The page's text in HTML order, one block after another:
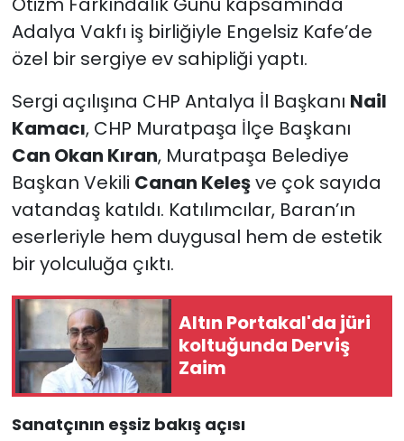
Adalya Vakfı iş birliğiyle Engelsiz Kafe’de
özel bir sergiye ev sahipliği yaptı.
Sergi açılışına CHP Antalya İl Başkanı Nail
Kamacı, CHP Muratpaşa İlçe Başkanı
Can Okan Kıran, Muratpaşa Belediye
Başkan Vekili Canan Keleşve çok sayıda
vatandaş katıldı. Katılımcılar, Baran’ın
eserleriyle hem duygusal hem de estetik
bir yolculuğa çıktı.
Altın Portakal'da jüri
koltuğunda Derviş
Zaim
Sanatçının eşsiz bakış açısı